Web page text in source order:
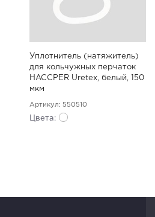
Уплотнитель (натяжитель)
для кольчужных перчаток
HACCPER Uretex, белый, 150
мкм
Артикул: 550510
Цвета: